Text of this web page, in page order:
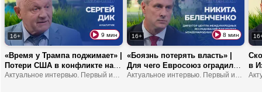
16+ 9 мин
«Время у Трампа поджимает» |
Потери США в конфликте на
Ближнем Востоке | Европа
16+ 8 мин
«Боязнь потерять власть» |
Для чего Евросоюз оградился
от Испании? | Чем обернулся
в